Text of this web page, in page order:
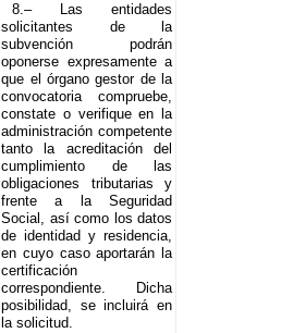
8.– Las entidades
solicitantes de la
subvención podrán
oponerse expresamente a
que el órgano gestor de la
convocatoria compruebe,
constate o verifique en la
administración competente
tanto la acreditación del
cumplimiento de las
obligaciones tributarias y
frente a la Seguridad
Social, así como los datos
de identidad y residencia,
en cuyo caso aportarán la
certificación
correspondiente. Dicha
posibilidad, se incluirá en
la solicitud.